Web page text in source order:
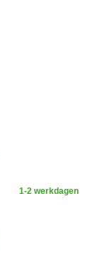
1-2 werkdagen